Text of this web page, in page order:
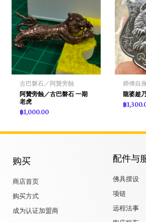
古巴磐石／阿贊旁蝕
阿贊旁蝕／古巴磐石 一期
老虎
฿1,000.00
师傅自身
龍婆趁
฿
购买
商店首页
购买方式
成为认证加盟商
配件与
佛具摆设
项链
远程法事